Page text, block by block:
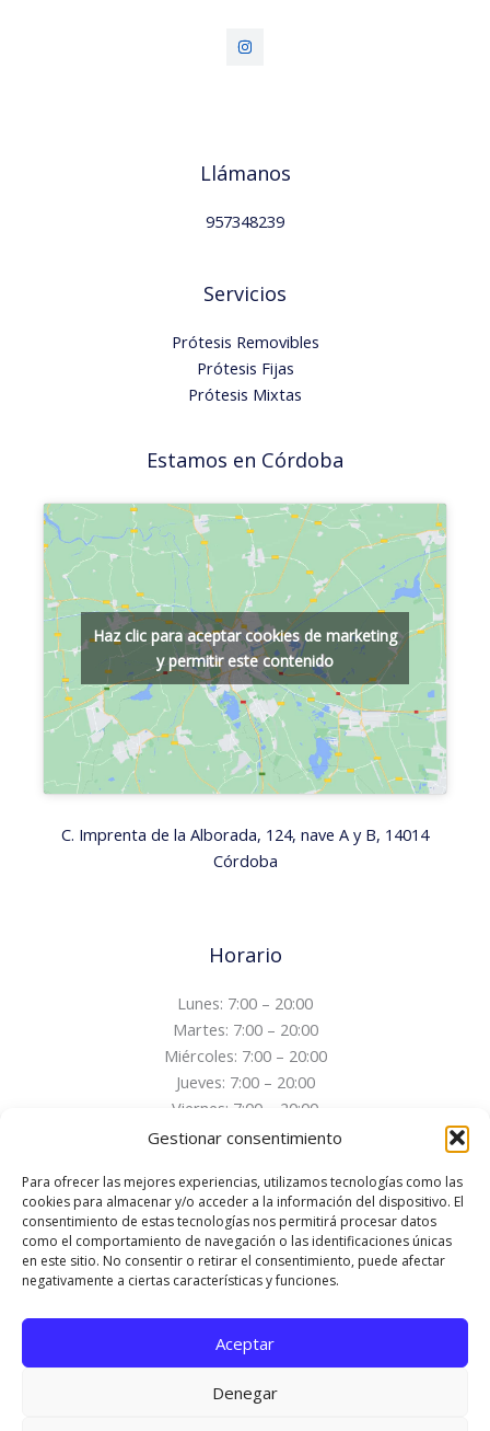
Gestionar consentimiento
Para ofrecer las mejores experiencias, utilizamos tecnologías como las
cookies para almacenar y/o acceder a la información del dispositivo. El
consentimiento de estas tecnologías nos permitirá procesar datos
como el comportamiento de navegación o las identificaciones únicas
en este sitio. No consentir o retirar el consentimiento, puede afectar
negativamente a ciertas características y funciones.
Aceptar
Denegar
Llámanos
957348239
Servicios
Prótesis Removibles
Prótesis Fijas
Prótesis Mixtas
Estamos en Córdoba
Haz clic para aceptar cookies de marketing
y permitir este contenido
C. Imprenta de la Alborada, 124, nave A y B, 14014
Córdoba
Horario
Lunes: 7:00 – 20:00
Martes: 7:00 – 20:00
Miércoles: 7:00 – 20:00
Jueves: 7:00 – 20:00
Viernes: 7:00 – 20:00
Sábado: Cerrado
Aviso legal
Política de privacidad
Política de cookies